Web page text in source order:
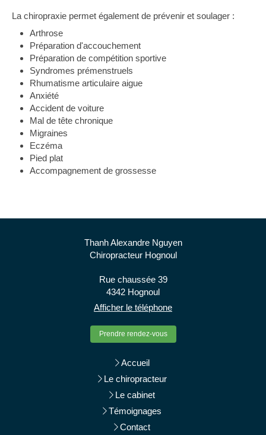
La chiropraxie permet également de prévenir et soulager :
Arthrose
Préparation d'accouchement
Préparation de compétition sportive
Syndromes prémenstruels
Rhumatisme articulaire aigue
Anxiété
Accident de voiture
Mal de tête chronique
Migraines
Eczéma
Pied plat
Accompagnement de grossesse
Thanh Alexandre Nguyen
Chiropracteur Hognoul
Rue chaussée 39
4342 Hognoul
Afficher le téléphone
Prendre rendez-vous
Accueil
Le chiropracteur
Le cabinet
Témoignages
Contact